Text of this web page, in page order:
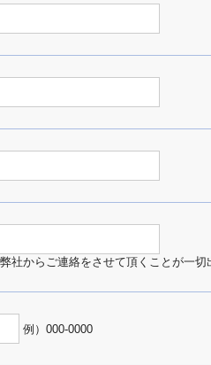
からご連絡をさせて頂くことが一切
例）000-0000